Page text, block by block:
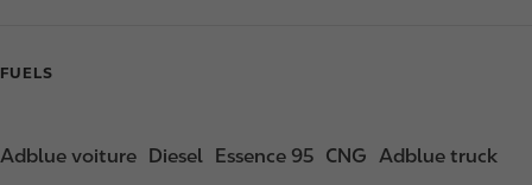
FUELS
Adblue voiture Diesel Essence 95 CNG Adblue truck